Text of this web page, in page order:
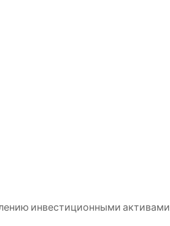
инвестиционными активами